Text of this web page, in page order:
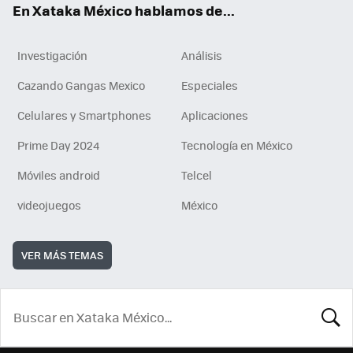
En Xataka México hablamos de...
Investigación
Análisis
Cazando Gangas Mexico
Especiales
Celulares y Smartphones
Aplicaciones
Prime Day 2024
Tecnología en México
Móviles android
Telcel
videojuegos
México
VER MÁS TEMAS